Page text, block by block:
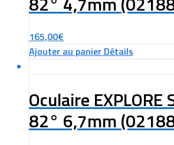
165,00€
Ajouter au panier Détails
Oculaire EXPLORE
82° 6,7mm